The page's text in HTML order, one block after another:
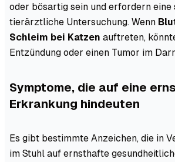
oder bösartig sein und erfordern eine
tierärztliche Untersuchung. Wenn
Schleim bei Katzen auftreten,
Entzündung oder einen Tumor im
Symptome, die auf eine
Erkrankung hindeuten
Es gibt bestimmte Anzeichen, die in
im Stuhl auf ernsthafte